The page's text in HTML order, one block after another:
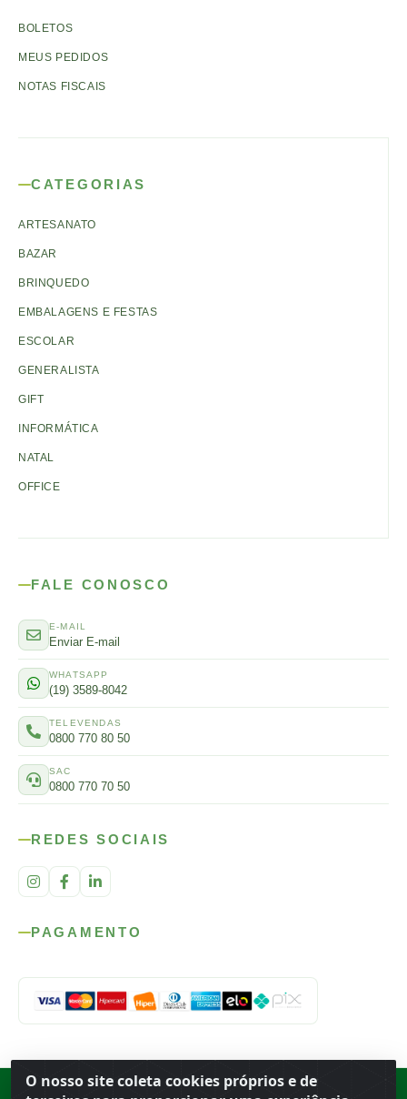
O nosso site coleta cookies próprios e de
BOLETOS
MEUS PEDIDOS
NOTAS FISCAIS
CATEGORIAS
ARTESANATO
BAZAR
BRINQUEDO
EMBALAGENS E FESTAS
ESCOLAR
GENERALISTA
GIFT
INFORMÁTICA
NATAL
OFFICE
FALE CONOSCO
E-MAIL
Enviar E-mail
WHATSAPP
(19) 3589-8042
TELEVENDAS
0800 770 80 50
SAC
0800 770 70 50
REDES SOCIAIS
PAGAMENTO
Porto Ferreira ·BR